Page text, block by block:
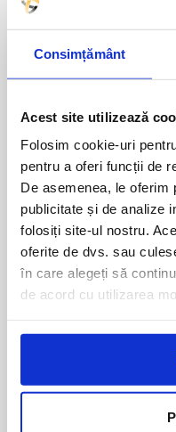
Consimțământ
Acest site utilizează
Folosim cookie-uri
pentru a oferi funcții de
De asemenea, le oferim
publicitate și de analize
folosiți site-ul nostru.
oferite de dvs. sau
în care alegeți să
de acord cu utilizarea
Plecari cu
OLANDA catre
AMSTERDAM
BREDA
DEN HAAG
EINDHOVEN
Curse din
OLANDA:
AIUD